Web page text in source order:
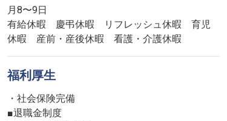
月8〜9日
有給休暇 慶弔休暇 リフレッシュ休暇 育児
休暇 産前・産後休暇 看護・介護休暇
福利厚生
・社会保険完備
■退職金制度